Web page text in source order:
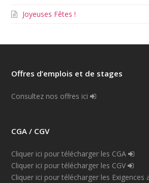
Joyeuses Fêtes !
Offres d’emplois et de stages
Consultez nos offres ici
CGA / CGV
Cliquer ici pour télécharger les CGA
Cliquer ici pour télécharger les CGV
Cliquer ici pour télécharger les Exigences